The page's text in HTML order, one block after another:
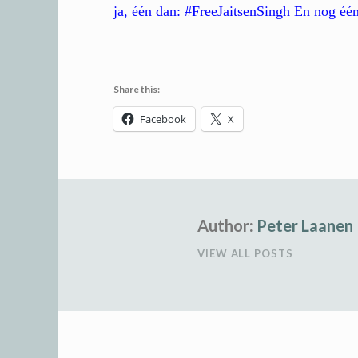
ja, één dan: #FreeJaitsenSingh En nog
Share this:
Facebook X
Author: Peter Laanen
VIEW ALL POSTS